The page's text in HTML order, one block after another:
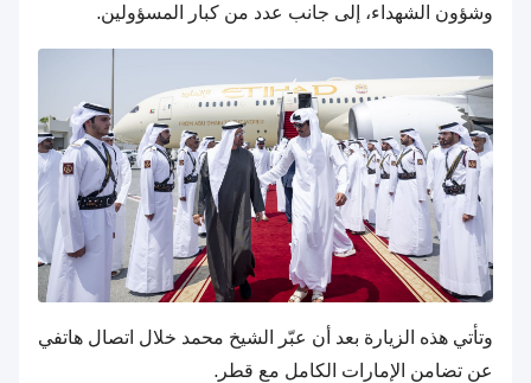
وشؤون الشهداء، إلى جانب عدد من كبار المسؤولين.
وتأتي هذه الزيارة بعد أن عبّر الشيخ محمد خلال اتصال هاتفي
عن تضامن الإمارات الكامل مع قطر.